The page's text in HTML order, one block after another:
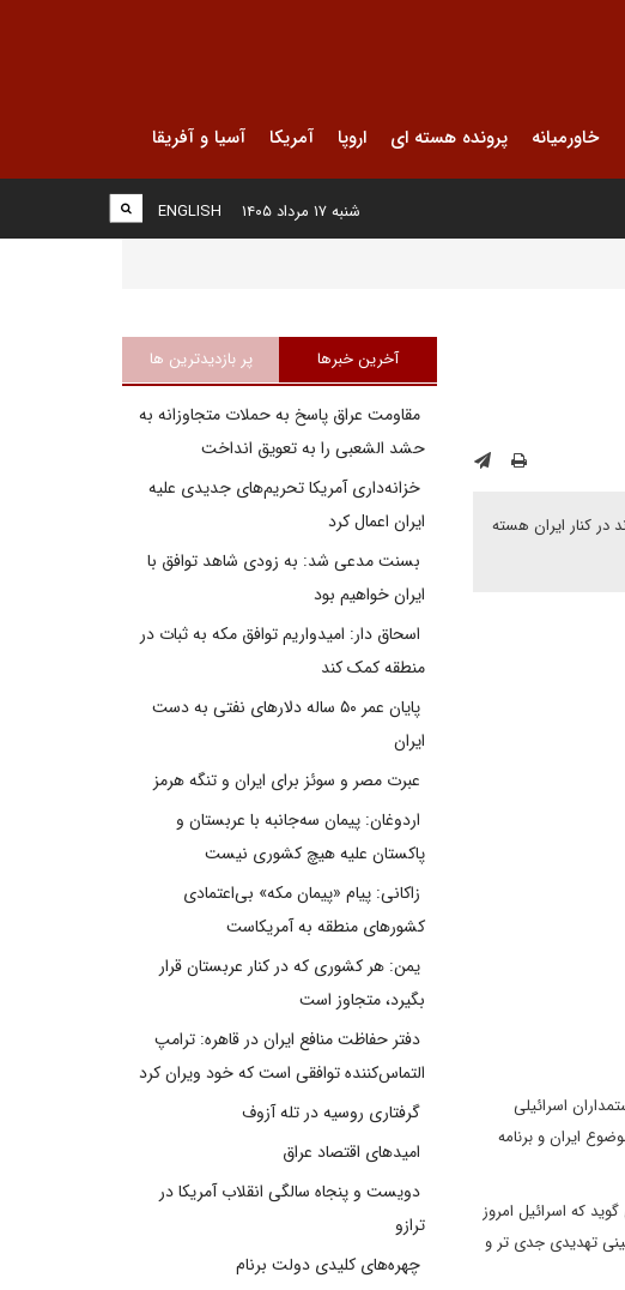
خاورمیانه پرونده هسته ای اروپا آمریکا آسیا و آفریقا
ENGLISH شنبه ۱۷ مرداد ۱۴۰۵
در کنار ایران هسته
اسرائیلی
ایران و برنامه
که اسرائیل امروز
تهدیدی جدی تر و
آخرین خبرها پر بازدیدترین ها
مقاومت عراق پاسخ به حملات متجاوزانه به
حشد الشعبی را به تعویق انداخت
خزانه‌داری آمریکا تحریم‌های جدیدی علیه
ایران اعمال کرد
بسنت مدعی شد: به زودی شاهد توافق با
ایران خواهیم بود
اسحاق دار: امیدواریم توافق مکه به ثبات در
منطقه کمک کند
پایان عمر ۵۰ ساله دلارهای نفتی به دست
ایران
عبرت مصر و سوئز برای ایران و تنگه هرمز
اردوغان: پیمان سه‌جانبه با عربستان و
پاکستان علیه هیچ کشوری نیست
زاکانی: پیام «پیمان مکه» بی‌اعتمادی
کشورهای منطقه به آمریکاست
یمن: هر کشوری که در کنار عربستان قرار
بگیرد، متجاوز است
دفتر حفاظت منافع ایران در قاهره: ترامپ
التماس‌کننده توافقی است که خود ویران کرد
گرفتاری روسیه در تله آزوف
امیدهای اقتصاد عراق
دویست و پنجاه سالگی انقلاب آمریکا در
ترازو
چهره‌های کلیدی دولت برنام